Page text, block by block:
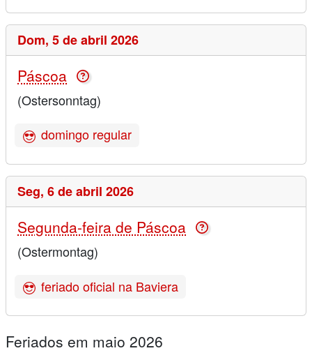
Dom, 5 de abril 2026
Páscoa
(Ostersonntag)
domingo regular
Seg, 6 de abril 2026
Segunda-feira de Páscoa
(Ostermontag)
feriado oficial na Baviera
Feriados em maio 2026